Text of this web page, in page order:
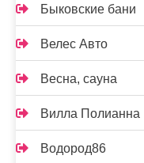
Быковские бани
Велес Авто
Весна, сауна
Вилла Полианна
Водород86